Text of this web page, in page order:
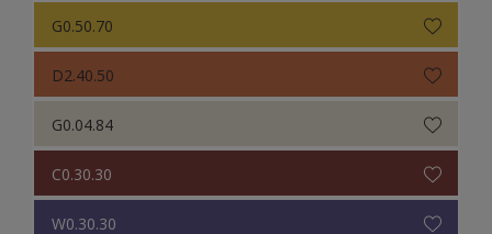
G0.50.70
D2.40.50
G0.04.84
C0.30.30
W0.30.30